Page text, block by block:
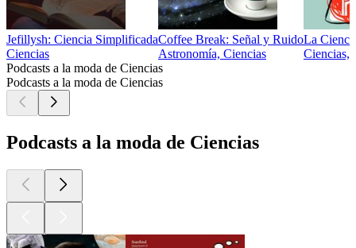
Jefillysh: Ciencia Simplificada
Ciencias
Coffee Break: Señal y Ruido
Astronomía, Ciencias
La
Ciencias,
Podcasts a la moda de Ciencias
Podcasts a la moda de Ciencias
Podcasts a la moda de Ciencias